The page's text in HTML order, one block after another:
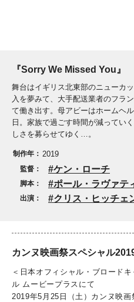
『Sorry We Missed You』
舞台はイギリス北東部のニューカ
入を夢みて、大手配送業者のフラ
て働き出す。母アビーはホームヘ
日。家族で過ごす時間が減ってい
しさを募らせてゆく…。
制作年： 2019
監督： ケン・ローチ
脚本： ポール・ラヴァテ
出演： クリス・ヒッチェ
カンヌ映画祭スペシャル
＜日本オフィシャル・ブロード
ル ムービープラスにて
2019年5月25日（土）カンヌ映画